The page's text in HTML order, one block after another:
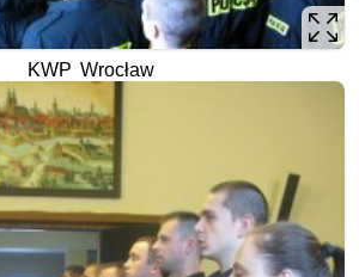
KWP Wrocław